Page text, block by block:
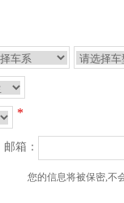
*
邮箱：
您的信息将被保密,不